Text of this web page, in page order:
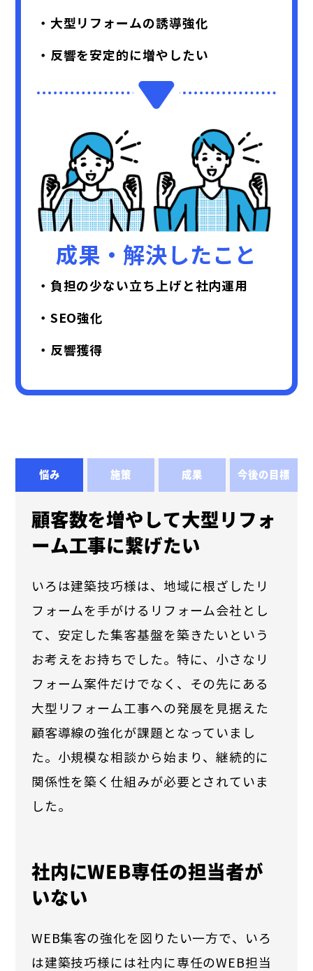
・大型リフォームの誘導強化
・反響を安定的に増やしたい
成果・解決したこと
・負担の少ない立ち上げと社内運用
・SEO強化
・反響獲得
悩み 施策 成果 今後の目標
顧客数を増やして大型リフォ
ーム工事に繋げたい
いろは建築技巧様は、地域に根ざしたリ
フォームを手がけるリフォーム会社とし
て、安定した集客基盤を築きたいという
お考えをお持ちでした。特に、小さなリ
フォーム案件だけでなく、その先にある
大型リフォーム工事への発展を見据えた
顧客導線の強化が課題となっていまし
た。小規模な相談から始まり、継続的に
関係性を築く仕組みが必要とされていま
した。
社内にWEB専任の担当者が
いない
WEB集客の強化を図りたい一方で、いろ
は建築技巧様には社内に専任のWEB担当